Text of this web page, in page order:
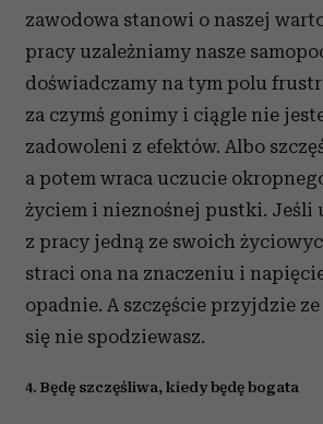
zawodowa stanowi o naszej
pracy uzależniamy nasze
doświadczamy na tym polu
za czymś gonimy i ciągle nie
zadowoleni z efektów. Albo
a potem wraca uczucie
życiem i nieznośnej pustki. Jeśli
z pracy jedną ze swoich
straci ona na znaczeniu i
opadnie. A szczęście przyjdzie
się nie spodziewasz.
4. Będę szczęśliwa, kiedy będę bogata